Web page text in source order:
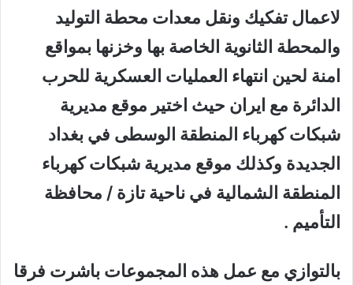
لاعمال تفكيك ونقل معدات محطة التوليد
والمحطة الثانوية الخاصة بها وخزنها بمواقع
امنة لحين انتهاء العمليات العسكرية للحرب
الدائرة مع ايران حيث اختير موقع مديرية
شبكات كهرباء المنطقة الوسطى في بغداد
الجديدة وكذلك موقع مديرية شبكات كهرباء
المنطقة الشمالية في ناحية تازة / محافظة
التأميم .
بالتوازي مع عمل هذه المجموعات باشرت فرقا